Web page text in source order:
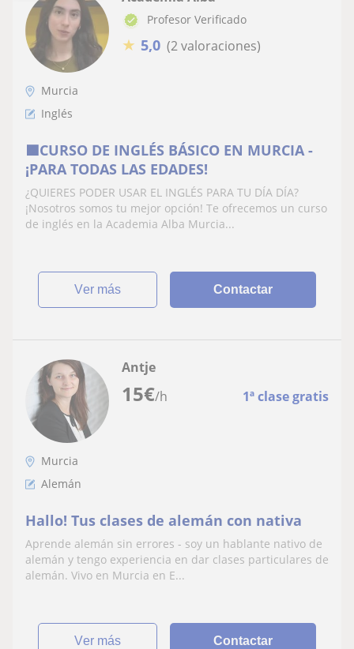
Profesor Verificado
★ 5,0 (2 valoraciones)
Murcia
Inglés
🟪CURSO DE INGLÉS BÁSICO EN MURCIA -
¡PARA TODAS LAS EDADES!
¿QUIERES PODER USAR EL INGLÉS PARA TU DÍA DÍA?
¡Nosotros somos tu mejor opción! Te ofrecemos un curso
de inglés en la Academia Alba Murcia...
ver más Contactar
15€/h 1ª clase gratis
Antje
Murcia
Alemán
Hallo! Tus clases de alemán con nativa
Aprende alemán sin errores - soy un hablante nativo de
alemán y tengo experiencia en dar clases particulares de
alemán. Vivo en Murcia en E...
ver más Contactar